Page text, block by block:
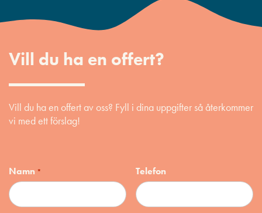
Vill du ha en offert?
Vill du ha en offert av oss? Fyll i dina uppgifter så återkommer
vi med ett förslag!
Namn * Telefon